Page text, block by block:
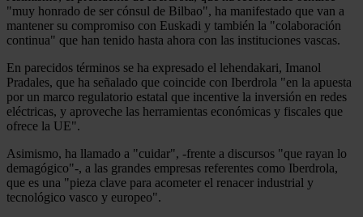
"muy honrado de ser cónsul de Bilbao", ha manifestado que van a
mantener su compromiso con Euskadi y también la "colaboración
continua" que han tenido hasta ahora con las instituciones vascas.
En parecidos términos se ha expresado el lehendakari, Imanol
Pradales, que ha señalado que coincide con Iberdrola "en la apuesta
por un marco regulatorio estatal que incentive la inversión en redes
eléctricas, y aproveche las herramientas económicas y fiscales que
ofrece la UE".
Asimismo, ha llamado a "cuidar", -frente a discursos "que rayan lo
demagógico"-, a las grandes empresas referentes como Iberdrola,
que es una "pieza clave para acometer el renacer industrial y
tecnológico vasco y europeo".